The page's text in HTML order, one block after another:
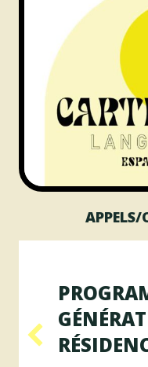
APPELS/